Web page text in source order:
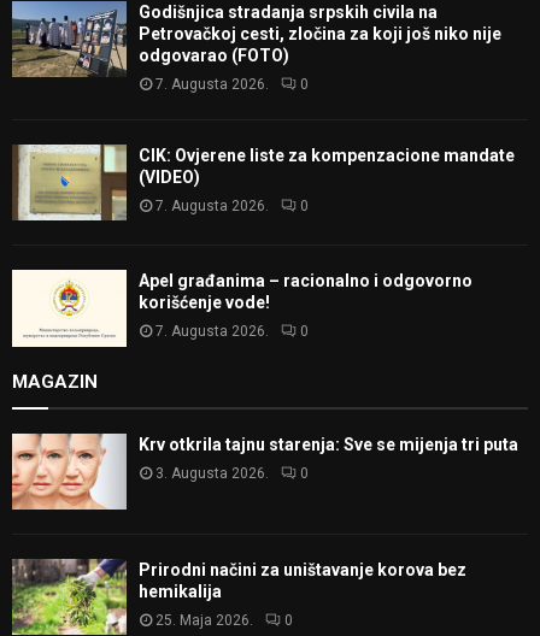
Godišnjica stradanja srpskih civila na
Petrovačkoj cesti, zločina za koji još niko nije
odgovarao (FOTO)
7. Augusta 2026. 0
CIK: Ovjerene liste za kompenzacione mandate
(VIDEO)
7. Augusta 2026. 0
Apel građanima – racionalno i odgovorno
korišćenje vode!
7. Augusta 2026. 0
MAGAZIN
Krv otkrila tajnu starenja: Sve se mijenja tri puta
3. Augusta 2026. 0
Prirodni načini za uništavanje korova bez
hemikalija
25. Maja 2026. 0